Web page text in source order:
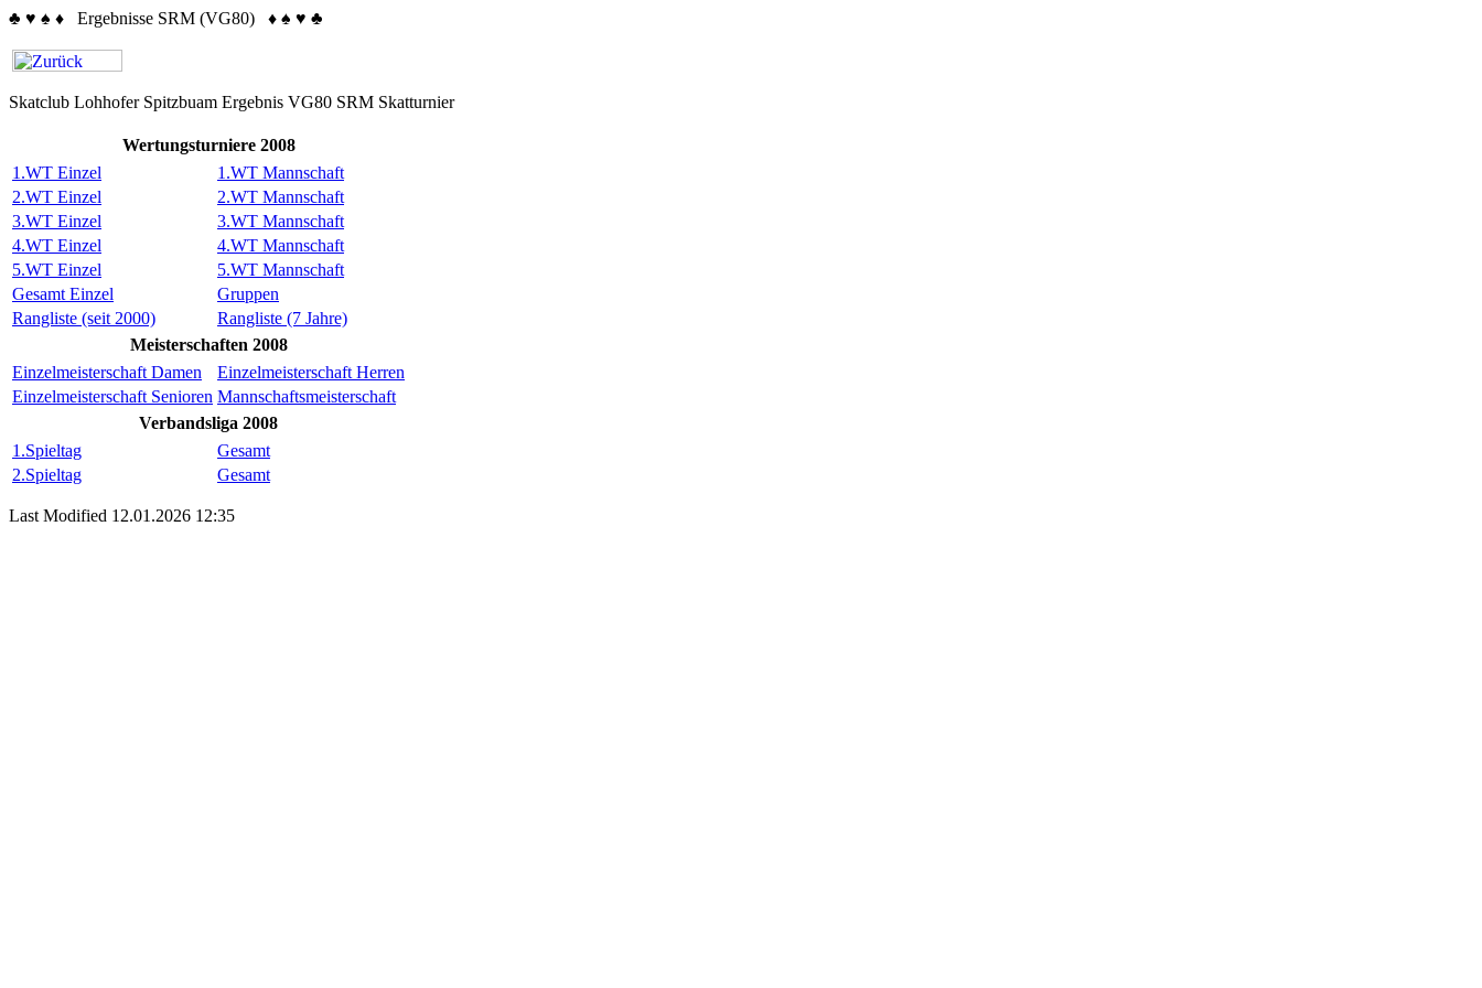
♣ ♥ ♠ ♦ Ergebnisse SRM (VG80) ♦ ♠ ♥ ♣
Skatclub Lohhofer Spitzbuam Ergebnis VG80 SRM Skatturnier
Wertungsturniere 2008
1.WT Einzel
1.WT Mannschaft
2.WT Einzel
2.WT Mannschaft
3.WT Einzel
3.WT Mannschaft
4.WT Einzel
4.WT Mannschaft
5.WT Einzel
5.WT Mannschaft
Gesamt Einzel
Gruppen
Rangliste (seit 2000)
Rangliste (7 Jahre)
Meisterschaften 2008
Einzelmeisterschaft Damen
Einzelmeisterschaft Herren
Einzelmeisterschaft Senioren Mannschaftsmeisterschaft
Verbandsliga 2008
1.Spieltag
Gesamt
2.Spieltag
Gesamt
Last Modified 12.01.2026 12:35